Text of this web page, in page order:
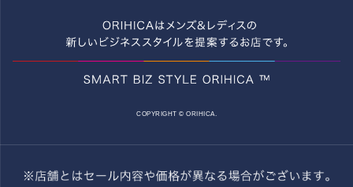
COPYRIGHT © ORIHICA.